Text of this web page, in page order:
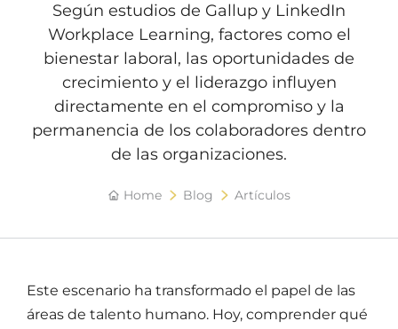
Según estudios de Gallup y LinkedIn
Workplace Learning, factores como el
bienestar laboral, las oportunidades de
crecimiento y el liderazgo influyen
directamente en el compromiso y la
permanencia de los colaboradores dentro
de las organizaciones.
Home Blog Artículos
Este escenario ha transformado el papel de las
áreas de talento humano. Hoy, comprender qué